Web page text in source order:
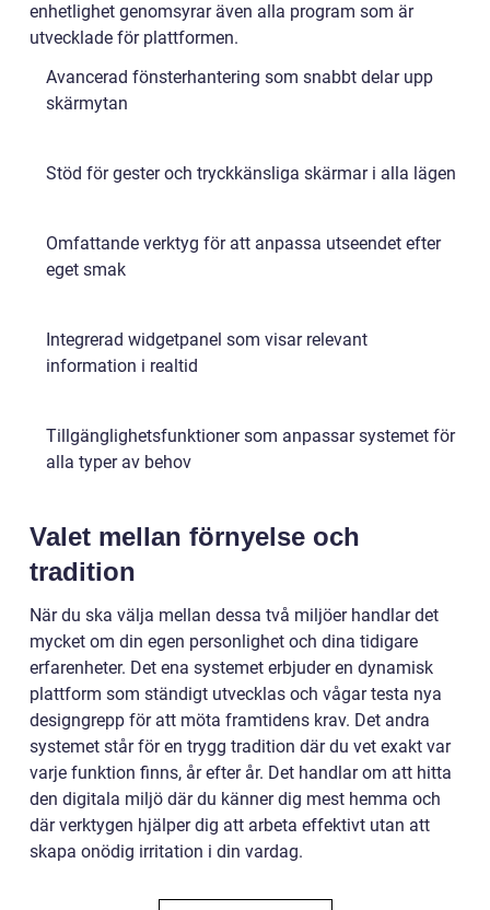
enhetlighet genomsyrar även alla program som är
utvecklade för plattformen.
Avancerad fönsterhantering som snabbt delar upp
skärmytan
Stöd för gester och tryckkänsliga skärmar i alla lägen
Omfattande verktyg för att anpassa utseendet efter
eget smak
Integrerad widgetpanel som visar relevant
information i realtid
Tillgänglighetsfunktioner som anpassar systemet för
alla typer av behov
Valet mellan förnyelse och
tradition
När du ska välja mellan dessa två miljöer handlar det
mycket om din egen personlighet och dina tidigare
erfarenheter. Det ena systemet erbjuder en dynamisk
plattform som ständigt utvecklas och vågar testa nya
designgrepp för att möta framtidens krav. Det andra
systemet står för en trygg tradition där du vet exakt var
varje funktion finns, år efter år. Det handlar om att hitta
den digitala miljö där du känner dig mest hemma och
där verktygen hjälper dig att arbeta effektivt utan att
skapa onödig irritation i din vardag.